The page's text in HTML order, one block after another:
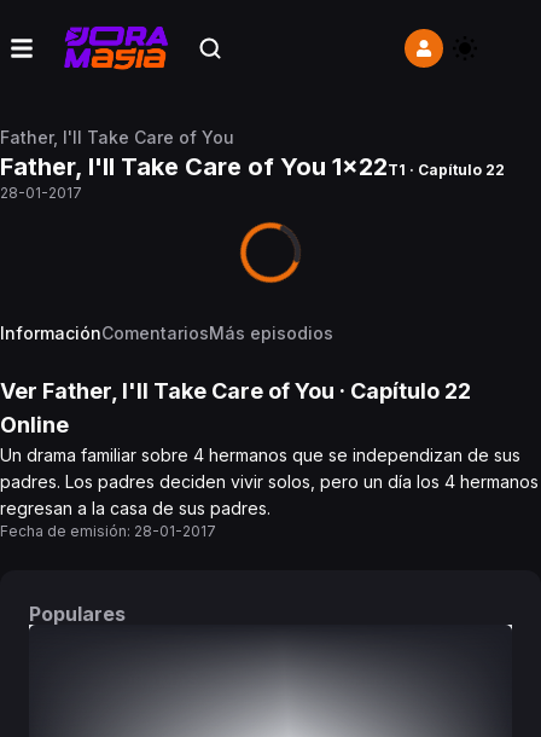
Father, I'll Take Care of You
Father, I'll Take Care of You 1x22T1 · Capítulo 22
28-01-2017
InformaciónComentariosMás episodios
Ver Father, I'll Take Care of You · Capítulo 22
Online
Un drama familiar sobre 4 hermanos que se independizan de sus
padres. Los padres deciden vivir solos, pero un día los 4 hermanos
regresan a la casa de sus padres.
Fecha de emisión: 28-01-2017
Populares